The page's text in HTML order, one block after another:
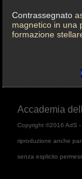
Contrassegnato
magnetico in una
formazione
Accademia
Copyright ©2016 AdS
riproduzione anche
senza esplicito